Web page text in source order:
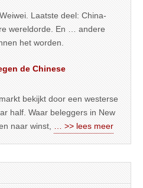
Laatste deel: China-
wereldorde. En … andere
het worden.
de Chinese
bekijkt door een westerse
half. Waar beleggers in New
naar winst,
… >> lees meer